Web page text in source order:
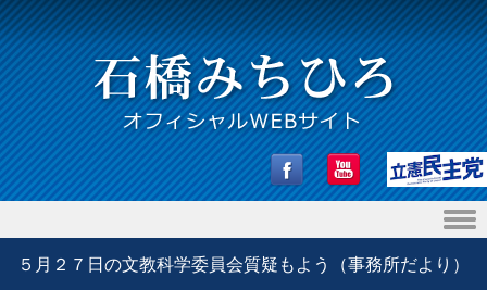
Skip to content
５月２７日の文教科学委員会質疑もよう（事務所だより）